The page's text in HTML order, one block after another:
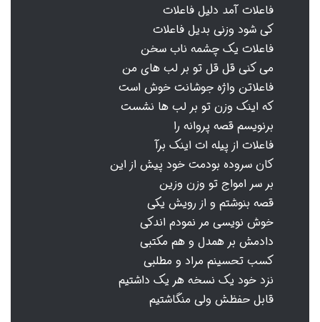
فاعلات آمد دلیل فاعلات
کی شود وزنی بدیل فاعلات
فاعلات یک چشمه ناب سخن
می کنی قل قل تو بر لب های من
فاعلاتن واژه جوشانت خوش است
که اینک وزن تو بر لب ها نشست
برنویسم قصه پروانه را
فاعلات از پیله ات اینک برآ
کان سروده بودمت خود پیش از این
بر سر امواج تو وزن وزین
قصه بنوشتم و از رویش یکی
خوش نویسی مر نمودم اندکی
دادمش بر همدل و هم مکتبی
کسب تحسینم مراد و مطلبی
نزد خود یک نسخه هر یک داشتیم
قابل حفظش ولی منگاشتیم